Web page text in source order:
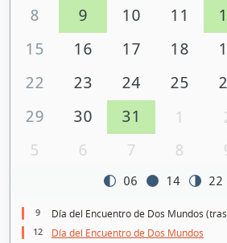
8
9 10 11
15
16 17 18
22
23 24 25
29
30 31 1
5
6 7 8
06 14 22
9 Día del Encuentro de Dos Mundos
12 Día del Encuentro de Dos Mundos